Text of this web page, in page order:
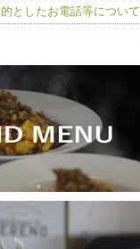
的としたお電話等について